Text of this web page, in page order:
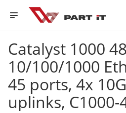
Catalyst 1000
10/100/1000
45 ports, 4x
uplinks, C1000-